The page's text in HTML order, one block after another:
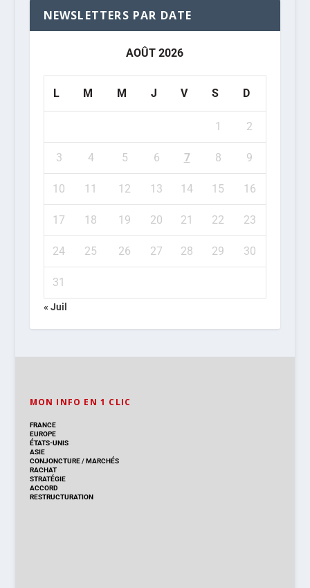
NEWSLETTERS PAR DATE
AOÛT 2026
L M M J V S D
1 2
3 4 5 6 7 8 9
10 11 12 13 14 15 16
17 18 19 20 21 22 23
24 25 26 27 28 29 30
31
« Juil
MON INFO EN 1 CLIC
FRANCE
EUROPE
ÉTATS-UNIS
ASIE
CONJONCTURE/MARCHÉS
RACHAT
STRATÉGIE
ACCORD
RESTRUCTURATION